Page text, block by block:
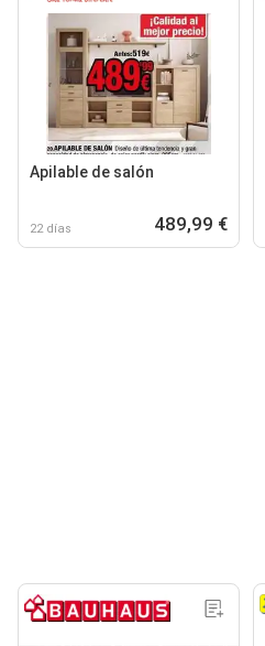
Apilable de salón
22 días 489,99 €